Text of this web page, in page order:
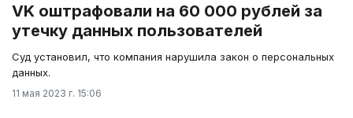
VK оштрафовали на 60 000 рублей за
утечку данных пользователей
Суд установил, что компания нарушила закон о персональных
данных.
11 мая 2023 г. 15:06